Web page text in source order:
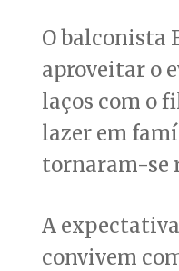
O balconista
aproveitar o
laços com o
lazer em
tornaram-se
A
convivem